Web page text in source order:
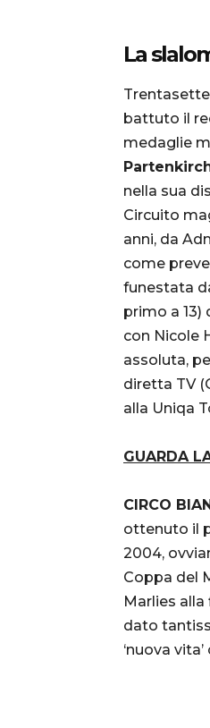
La
battuto il
medaglie
nella sua
Circuito
anni, da
come
funestata
primo a 13)
con Nicole
assoluta,
diretta TV
alla Uniqa
GUARDA
CIRCO
ottenuto il
2004,
Coppa del
Marlies
dato
‘nuova